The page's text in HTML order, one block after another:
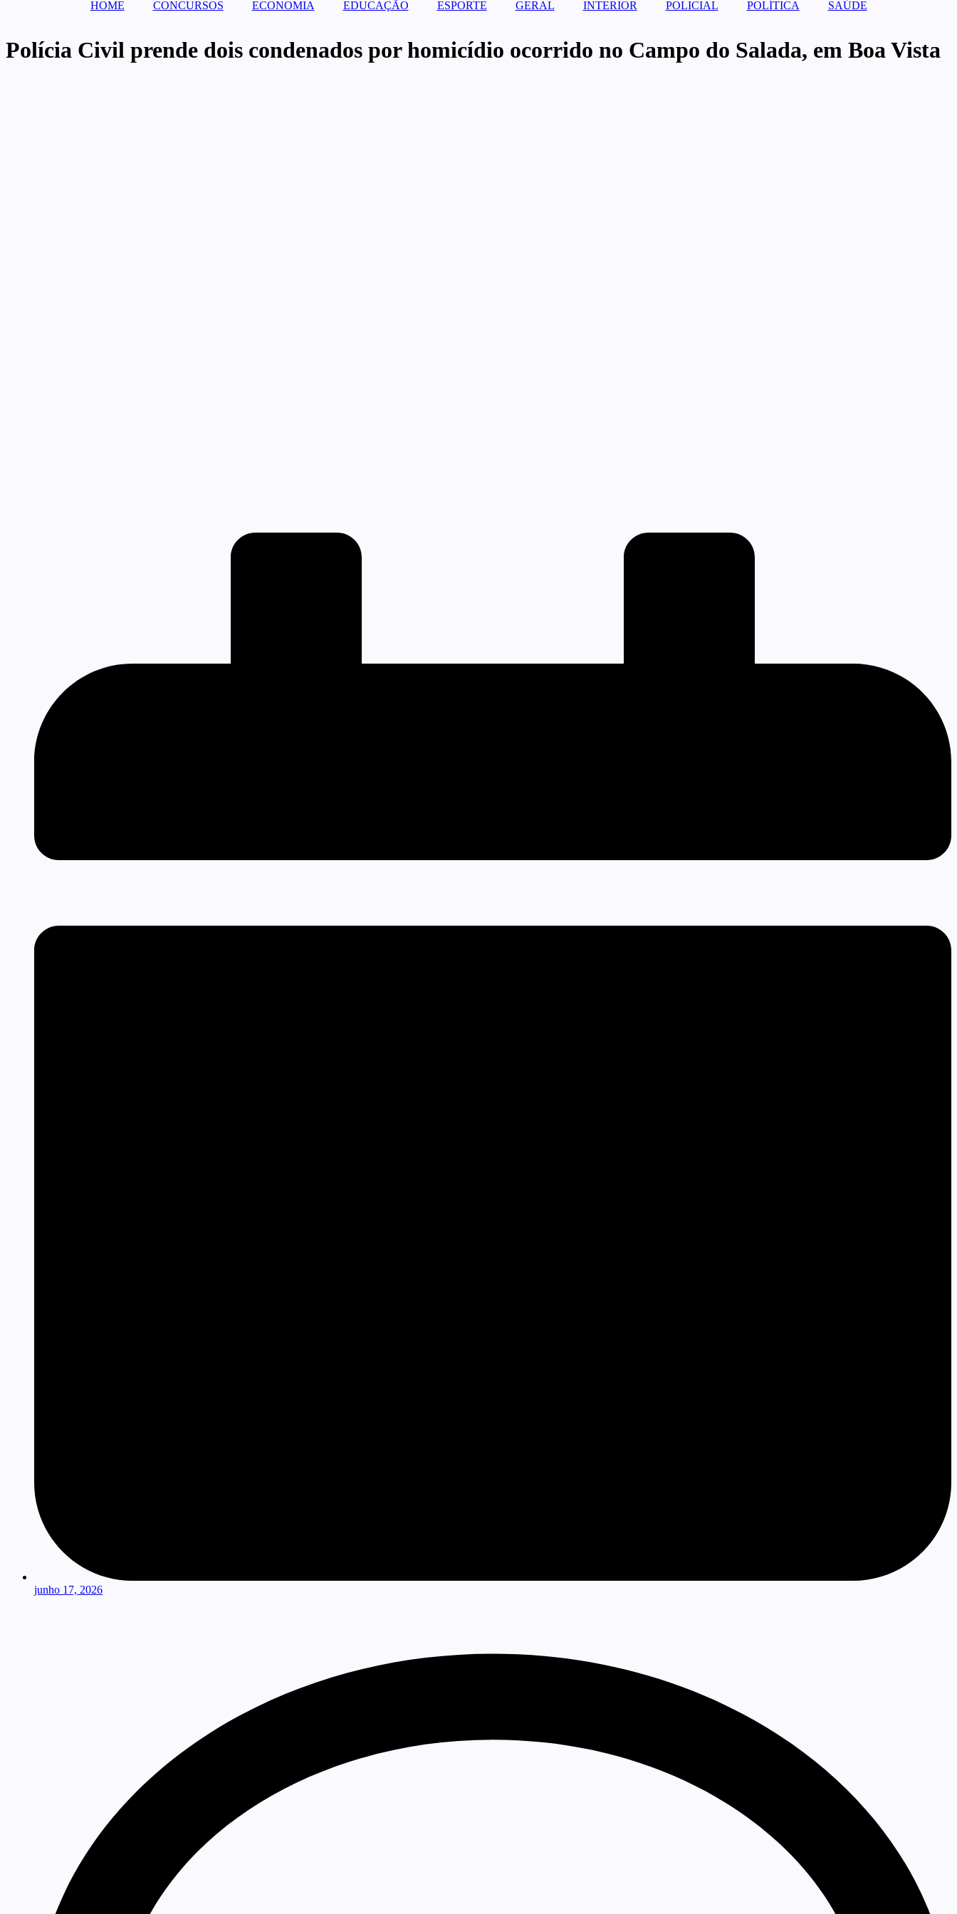
HOME CONCURSOS ECONOMIA EDUCAÇÃO ESPORTE GERAL INTERIOR POLICIAL POLÍTICA SAÚDE
Polícia Civil prende dois condenados por homicídio ocorrido no Campo do Salada, em Boa Vista
junho 17, 2026